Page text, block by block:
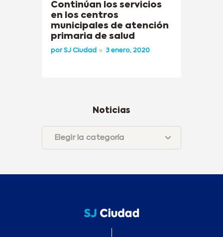
Continúan los servicios
en los centros
municipales de atención
primaria de salud
porSJ Ciudad 3 enero, 2020
Noticias